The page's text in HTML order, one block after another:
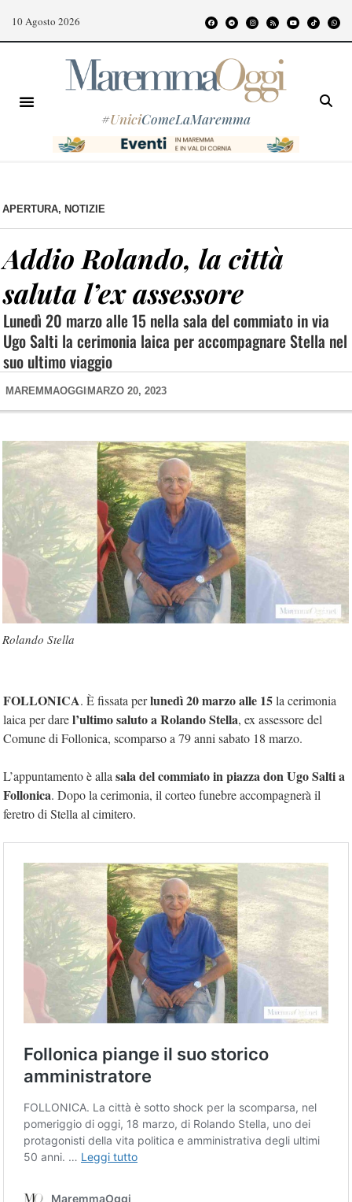
10 Agosto 2026
#UniciComeLaMaremma
APERTURA, NOTIZIE
Addio Rolando, la città
saluta l’ex assessore
Lunedì 20 marzo alle 15 nella sala del commiato in via
Ugo Salti la cerimonia laica per accompagnare Stella nel
suo ultimo viaggio
MAREMMAOGGI MARZO 20, 2023
Rolando Stella
FOLLONICA. È fissata perlunedì 20 marzo alle 15la cerimonia
laica per darel’ultimo saluto a Rolando Stella, ex assessore del
Comune di Follonica, scomparso a 79 anni sabato 18 marzo.
L’appuntamento è alla sala del commiato in piazza don Ugo Salti a
Follonica. Dopo la cerimonia, il corteo funebre accompagnerà il
feretro di Stella al cimitero.